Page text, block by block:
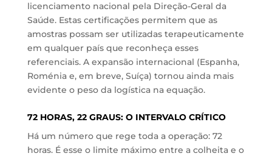
licenciamento nacional pela Direção-Geral da
Saúde. Estas certificações permitem que as
amostras possam ser utilizadas terapeuticamente
em qualquer país que reconheça esses
referenciais. A expansão internacional (Espanha,
Roménia e, em breve, Suíça) tornou ainda mais
evidente o peso da logística na equação.
72 HORAS, 22 GRAUS: O INTERVALO CRÍTICO
Há um número que rege toda a operação: 72
horas. É esse o limite máximo entre a colheita e o